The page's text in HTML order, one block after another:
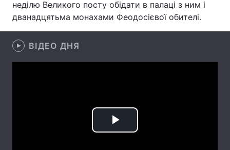
Економіка Світ
Спорт Наука
Техно і зв'язок
неділю Великого посту обідати в палаці з ним і
дванадцятьма монахами Феодосієвої обителі.
ВІДЕО ДНЯ
Play